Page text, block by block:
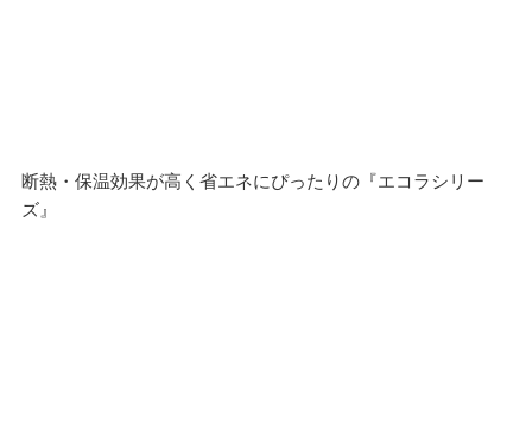
断熱・保温効果が高く省エネにぴったりの『エコラシリー
ズ』